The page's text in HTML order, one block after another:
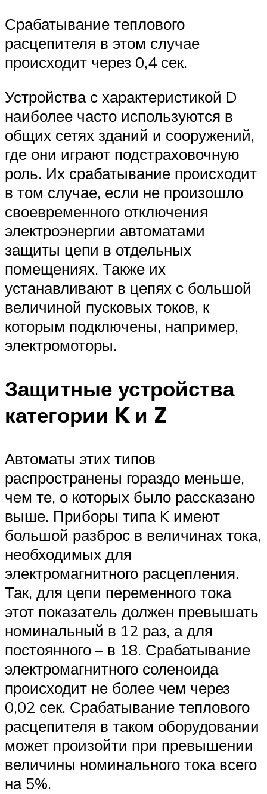
Срабатывание теплового
расцепителя в этом случае
происходит через 0,4 сек.
Устройства с характеристикой D
наиболее часто используются в
общих сетях зданий и сооружений,
где они играют подстраховочную
роль. Их срабатывание происходит
в том случае, если не произошло
своевременного отключения
электроэнергии автоматами
защиты цепи в отдельных
помещениях. Также их
устанавливают в цепях с большой
величиной пусковых токов, к
которым подключены, например,
электромоторы.
Защитные устройства
категории K и Z
Автоматы этих типов
распространены гораздо меньше,
чем те, о которых было рассказано
выше. Приборы типа K имеют
большой разброс в величинах тока,
необходимых для
электромагнитного расцепления.
Так, для цепи переменного тока
этот показатель должен превышать
номинальный в 12 раз, а для
постоянного – в 18. Срабатывание
электромагнитного соленоида
происходит не более чем через
0,02 сек. Срабатывание теплового
расцепителя в таком оборудовании
может произойти при превышении
величины номинального тока всего
на 5%.